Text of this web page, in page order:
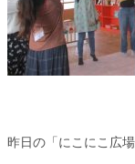
昨日の「にこにこ広